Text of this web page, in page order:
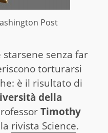
Post
starsene senza far
torturarsi
è il risultato di
della
Timothy
rivista Science.